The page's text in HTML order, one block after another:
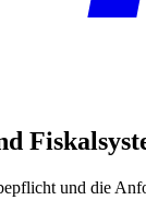
und die